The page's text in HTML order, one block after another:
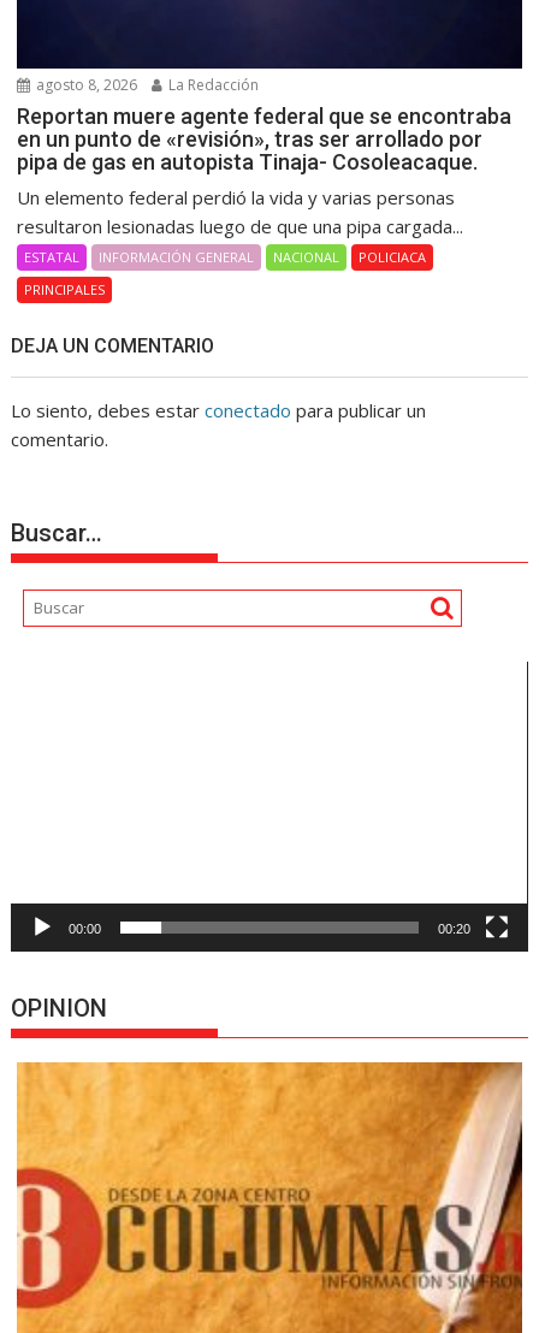
agosto 8, 2026 La Redacción
Reportan muere agente federal que se encontraba
en un punto de «revisión», tras ser arrollado por
pipa de gas en autopista Tinaja- Cosoleacaque.
Un elemento federal perdió la vida y varias personas
resultaron lesionadas luego de que una pipa cargada...
ESTATAL INFORMACIÓN GENERAL NACIONAL
POLICIACA
PRINCIPALES
DEJA UN COMENTARIO
Lo siento, debes estarconectado para publicar un
comentario.
Buscar…
00:00 00:20
OPINION